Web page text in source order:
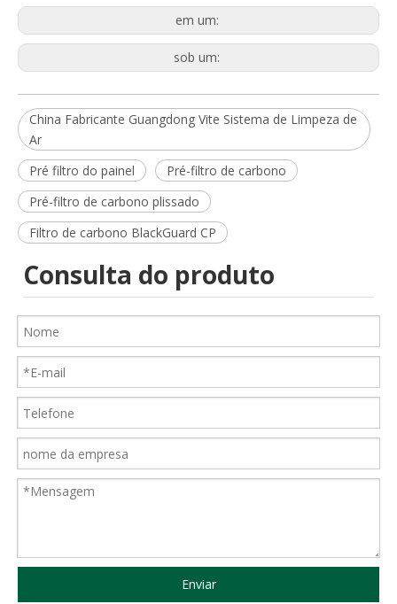
em um:
sob um:
China Fabricante Guangdong Vite Sistema de Limpeza de
Ar
Pré filtro do painel
Pré-filtro de carbono
Pré-filtro de carbono plissado
Filtro de carbono BlackGuard CP
Consulta do produto
Enviar